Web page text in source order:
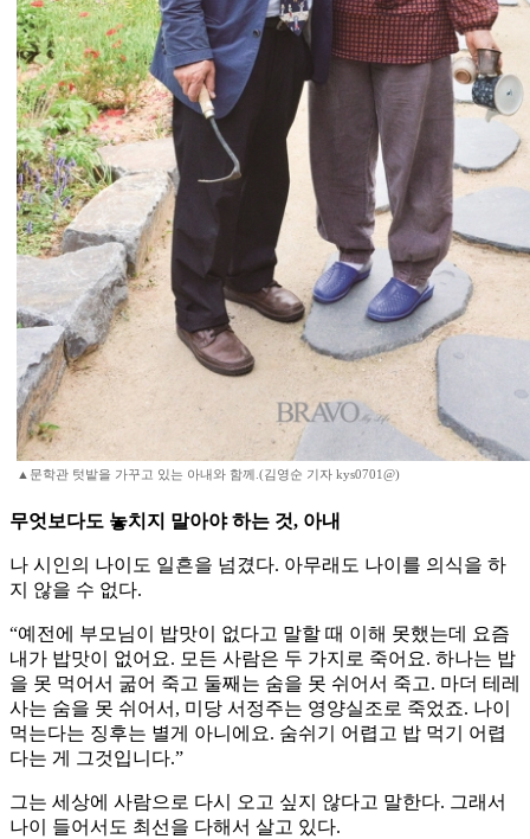
▲문학관 텃밭을 가꾸고 있는 아내와 함께.(김영순 기자 kys0701@)
무엇보다도 놓치지 말아야 하는 것, 아내
나 시인의 나이도 일흔을 넘겼다. 아무래도 나이를 의식을 하
지 않을 수 없다.
“예전에 부모님이 밥맛이 없다고 말할 때 이해 못했는데 요즘
내가 밥맛이 없어요. 모든 사람은 두 가지로 죽어요. 하나는 밥
을 못 먹어서 굶어 죽고 둘째는 숨을 못 쉬어서 죽고. 마더 테레
사는 숨을 못 쉬어서, 미당 서정주는 영양실조로 죽었죠. 나이
먹는다는 징후는 별게 아니에요. 숨쉬기 어렵고 밥 먹기 어렵
다는 게 그것입니다.”
그는 세상에 사람으로 다시 오고 싶지 않다고 말한다. 그래서
나이 들어서도 최선을 다해서 살고 있다.